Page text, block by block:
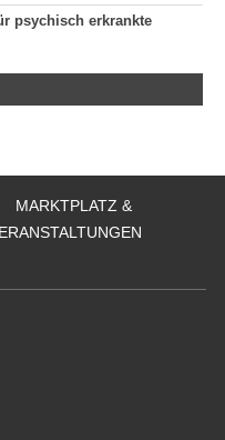
psychisch erkrankte
MARKTPLATZ &